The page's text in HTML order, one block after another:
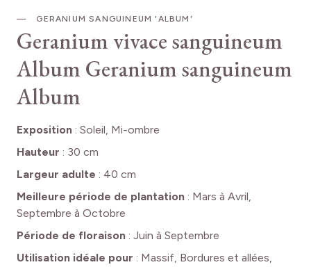
GERANIUM SANGUINEUM 'ALBUM'
Geranium vivace sanguineum
Album Geranium sanguineum
Album
Exposition : Soleil, Mi-ombre
Hauteur : 30 cm
Largeur adulte : 40 cm
Meilleure période de plantation : Mars à Avril,
Septembre à Octobre
Période de floraison : Juin à Septembre
Utilisation idéale pour : Massif, Bordures et allées,